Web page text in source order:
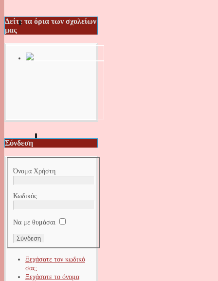
Δείτε τα όρια των σχολείων
μας
Σύνδεση
Όνομα Χρήστη
Κωδικός
Να με θυμάσαι
Ξεχάσατε τον κωδικό
σας;
Ξεχάσατε το όνομα